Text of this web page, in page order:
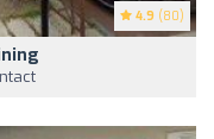
4.9 (80)